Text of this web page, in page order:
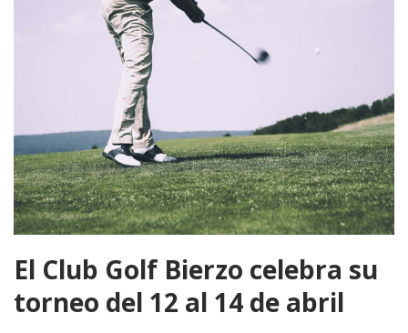
El Club Golf Bierzo celebra su
torneo del 12 al 14 de abril